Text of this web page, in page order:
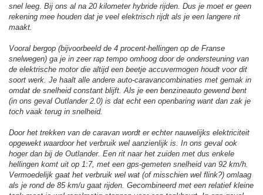
snel leeg. Bij ons al na 20 kilometer hybride rijden. Dus je moet er geen
rekening mee houden dat je veel elektrisch rijdt als je een langere rit
maakt.
Vooral bergop (bijvoorbeeld de 4 procent-hellingen op de Franse
snelwegen) ga je in zeer rap tempo omhoog door de ondersteuning van
de elektrische motor die altijd een beetje accuvermogen houdt voor dit
soort werk. Je haalt alle andere auto-caravancombinaties met gemak in
omdat de snelheid constant blijft. Als je een benzineauto gewend bent
(in ons geval Outlander 2.0) is dat echt een openbaring want dan zak je
toch vaak terug in snelheid.
Door het trekken van de caravan wordt er echter nauwelijks elektriciteit
opgewekt waardoor het verbruik wel aanzienlijk is. In ons geval ook
hoger dan bij de Outlander. Een rit naar het zuiden met dus enkele
hellingen komt uit op 1:7, met een gps-gemeten snelheid van 92 km/h.
Vermoedelijk gaat het verbruik wel wat (of misschien wel flink?) omlaag
als je rond de 85 km/u gaat rijden. Gecombineerd met een relatief kleine